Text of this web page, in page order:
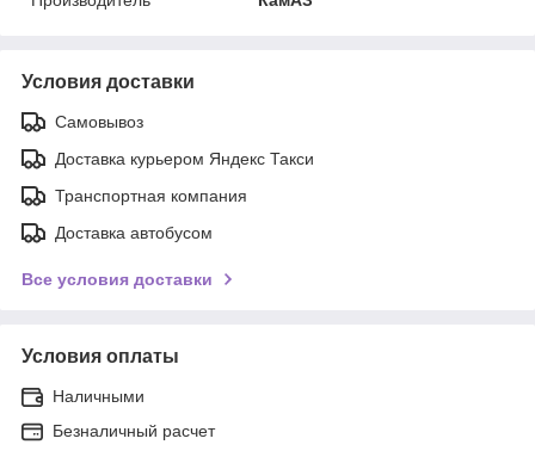
Условия доставки
Самовывоз
Доставка курьером Яндекс Такси
Транспортная компания
Доставка автобусом
Все условия доставки
Условия оплаты
Наличными
Безналичный расчет